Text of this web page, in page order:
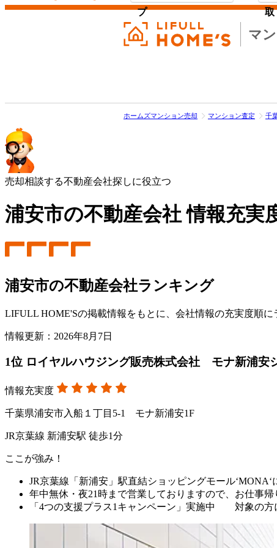
マ
プ 取
ホームズマンション売却 マンション査定 千
売却相談する不動産会社探しに役立つ
浦安市の不動産会社 情報充実
浦安市の不動産会社ランキング
LIFULL HOME'Sの掲載情報をもとに、会社情報の充実度順
情報更新：2026年8月7日
1位 ロイヤルハウジング販売株式会社 モナ新浦安
情報充実度
千葉県浦安市入船１丁目5-1 モナ新浦安1F
JR京葉線 新浦安駅 徒歩1分
ここが強み！
JR京葉線「新浦安」駅直結ショッピングモール‘MONA‘
年中無休・夜21時まで営業しておりますので、お仕事
「4つの支援プラス1キャンペーン」実施中 対象の方